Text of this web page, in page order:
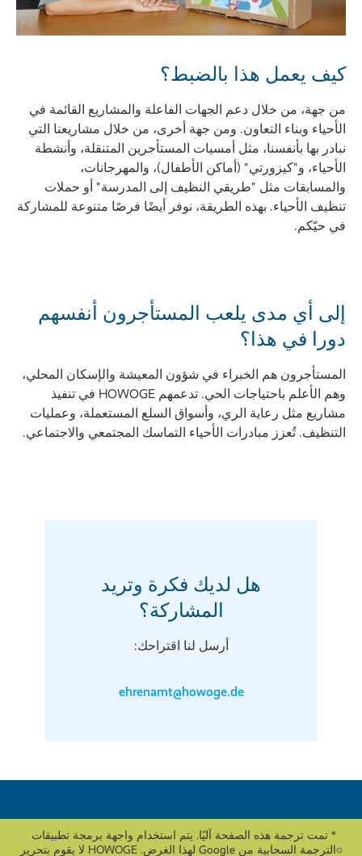
كيف يعمل هذا بالضبط؟
من جهة، من خلال دعم الجهات الفاعلة والمشاريع القائمة في
الأحياء وبناء التعاون. ومن جهة أخرى، من خلال مشاريعنا التي
نبادر بها بأنفسنا، مثل أمسيات المستأجرين المتنقلة، وأنشطة
الأحياء، و"كيزورتي" (أماكن الأطفال)، والمهرجانات،
والمسابقات مثل "طريقي النظيف إلى المدرسة" أو حملات
تنظيف الأحياء. بهذه الطريقة، نوفر أيضًا فرصًا متنوعة للمشاركة
في حيّكم.
إلى أي مدى يلعب المستأجرون أنفسهم
دورا في هذا؟
المستأجرون هم الخبراء في شؤون المعيشة والإسكان المحلي،
وهم الأعلم باحتياجات الحي. تدعمهم HOWOGE في تنفيذ
مشاريع مثل رعاية الري، وأسواق السلع المستعملة، وعمليات
التنظيف. تُعزز مبادرات الأحياء التماسك المجتمعي والاجتماعي.
هل لديك فكرة وتريد
المشاركة؟
أرسل لنا اقتراحك:
ehrenamt@howoge.de
* تمت ترجمة هذه الصفحة آليًا. يتم استخدام واجهة برمجة تطبيقات
الترجمة السحابية من Google لهذا الغرض. HOWOGE لا يقوم بتحرير